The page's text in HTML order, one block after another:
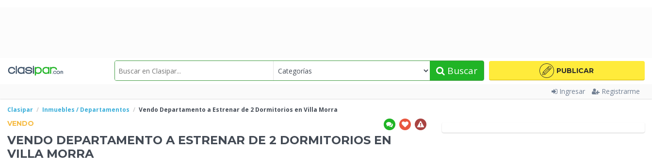
Buscar PUBLICAR
Ingresar Registrarme
Clasipar Inmuebles / Departamentos Vendo Departamento a Estrenar de 2 Dormitorios en Villa Morra
VENDO
VENDO DEPARTAMENTO A ESTRENAR DE 2 DORMITORIOS EN
VILLA MORRA